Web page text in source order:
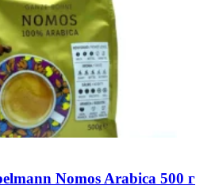
Nomos Arabica 500 г